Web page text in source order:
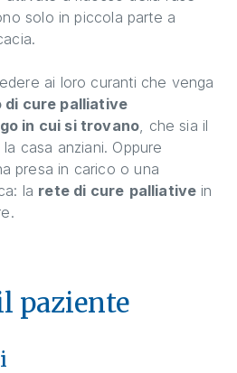
solo in piccola parte a
ai loro curanti che venga
di cure palliative
in cui si trovano , che sia il
casa anziani. Oppure
presa in carico o una
la rete di cure palliative in
paziente